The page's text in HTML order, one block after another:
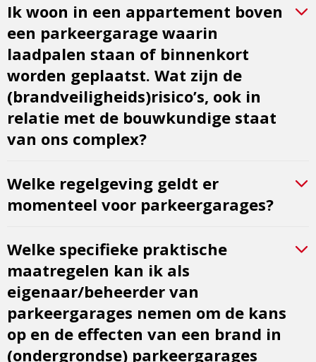
Ik woon in een appartement boven
een parkeergarage waarin
laadpalen staan of binnenkort
worden geplaatst. Wat zijn de
(brandveiligheids)risico’s, ook in
relatie met de bouwkundige staat
van ons complex?
Welke regelgeving geldt er
momenteel voor parkeergarages?
Welke specifieke praktische
maatregelen kan ik als
eigenaar/beheerder van
parkeergarages nemen om de kans
op en de effecten van een brand in
(ondergrondse) parkeergarages